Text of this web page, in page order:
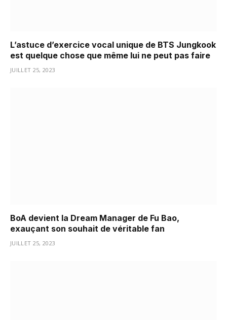
L’astuce d’exercice vocal unique de BTS Jungkook
est quelque chose que même lui ne peut pas faire
JUILLET 25, 2023
BoA devient la Dream Manager de Fu Bao,
exauçant son souhait de véritable fan
JUILLET 25, 2023